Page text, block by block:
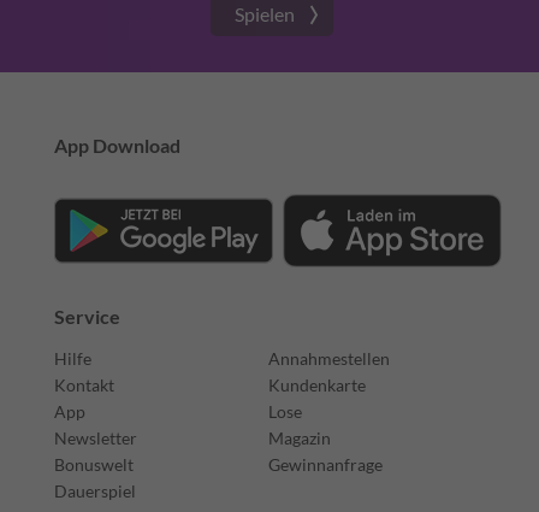
Spielen
App Download
Service
Hilfe
Kontakt
App
Newsletter
Bonuswelt
Dauerspiel
Annahmestellen
Kundenkarte
Lose
Magazin
Gewinnanfrage